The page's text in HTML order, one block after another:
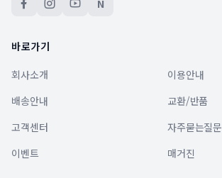
N
바로가기
회사소개
이용안내
배송안내
교환/반품
고객센터
자주묻는질문
이벤트
매거진